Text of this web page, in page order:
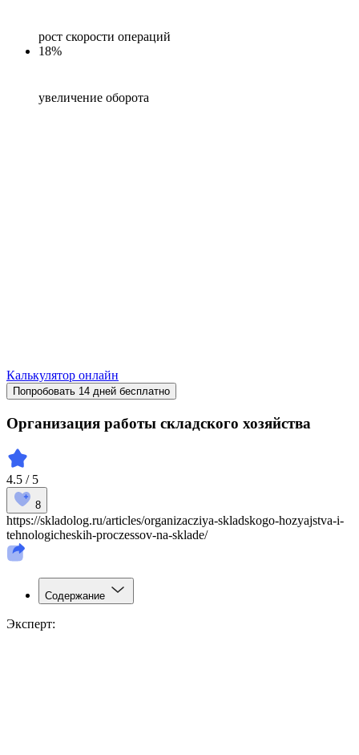
рост скорости операций
18%
увеличение оборота
Калькулятор онлайн
Попробовать 14 дней бесплатно
Организация работы складского хозяйства
4.5 / 5
8
https://skladolog.ru/articles/organizacziya-skladskogo-hozyajstva-i-
tehnologicheskih-proczessov-na-sklade/
Содержание
Эксперт: